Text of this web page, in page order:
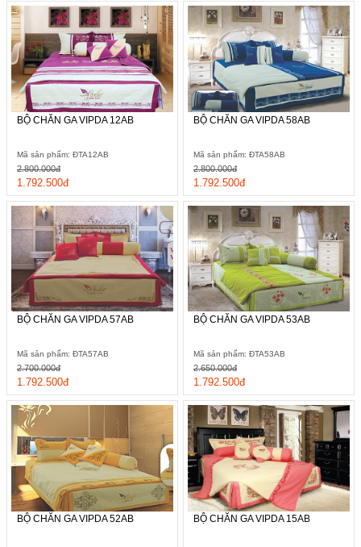
BỘ CHĂN GA VIPDA 12AB
Mã sản phẩm: ĐTA12AB
1.792.500đ
2.800.000đ
BỘ CHĂN GA VIPDA 58AB
Mã sản phẩm: ĐTA58AB
1.792.500đ
2.800.000đ
BỘ CHĂN GA VIPDA 57AB
Mã sản phẩm: ĐTA57AB
1.792.500đ
2.700.000đ
BỘ CHĂN GA VIPDA 53AB
Mã sản phẩm: ĐTA53AB
1.792.500đ
2.650.000đ
BỘ CHĂN GA VIPDA 52AB BỘ CHĂN GA VIPDA 15AB